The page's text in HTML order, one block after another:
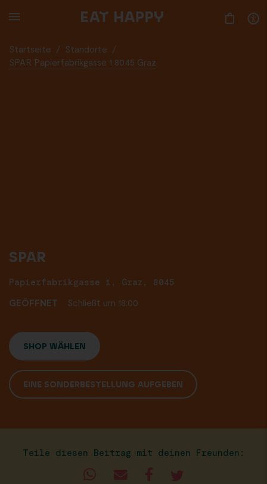
TO
Startseite / Standorte
/
SPAR Papierfabrikgasse 1 8045 Graz
SPAR
Papierfabrikgasse 1, Graz, 8045
GEÖFFNET
Schließt um 18:00
SHOP WÄHLEN
EINE SONDERBESTELLUNG AUFGEBEN
Teile diesen Beitrag mit deinen Freunden: